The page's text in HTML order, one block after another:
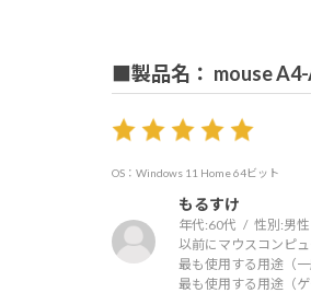
■製品名： mouse A4-
OS：Windows 11 Home 64ビット
もるすけ
年代:60代 性別:男性
以前にマウスコンピ
最も使用する用途（
最も使用する用途（